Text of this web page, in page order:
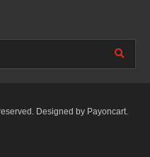
Designed by Payoncart.